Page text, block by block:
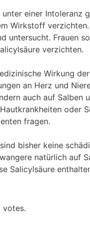
einer Intoleranz
Wirkstoff
untersucht. Frauen
verzichten.
Wirkung
an Herz und
auch auf Salben
oder
fragen.
bisher keine
natürlich auf
Salicylsäure
votes.